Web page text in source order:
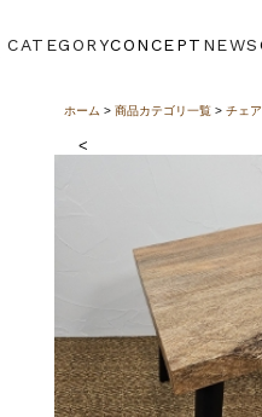
CATEGORYCONCEPT NEWS
ホーム > 商品カテゴリ一覧> チェア
<